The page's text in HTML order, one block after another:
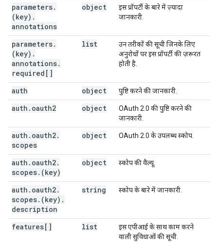
(value)
"supportsMediaDownload"
"supportsMediaUpload": boolean
,
"mediaUpload":
string
],
"maxSize": string
,
"protocols":
"simple":
"multipart"
true,
string
"resumable" :
"path": string
},
"supportsSubscription"
},
"resources"
parameters.
(key) .
annotations
object
इस प्रॉपर्टी के बारे में ज़्यादा
जानकारी.
parameters.
(key) .
annotations.
required[]
list
उन तरीकों की सूची जिनके लिए
अनुरोधों पर इस प्रॉपर्टी की ज़रूरत
होती है.
auth object पुष्टि करने की जानकारी.
auth . oauth2 object
OAuth 2.0 की पुष्टि करने की
जानकारी.
auth . oauth2.
scopes
object OAuth 2.0 के उपलब्ध स्कोप.
auth . oauth2.
scopes. (key)
object स्कोप की वैल्यू.
auth . oauth2.
scopes. (key) .
description
string स्कोप के बारे में जानकारी.
features[] list
इस एपीआई के साथ काम करने
वाली सुविधाओं की सूची.